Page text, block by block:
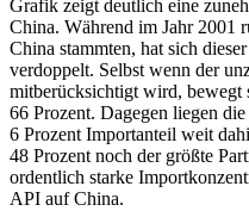
Grafik zeigt deutlich eine
China. Während im Jahr 2001
China stamm­ten, hat sich
verdoppelt. Selbst wenn der
mitberück­sichtigt wird, bewegt
66 Prozent. Dagegen liegen
6 Pro­zent Importanteil weit
48 Prozent noch der größte
ordentlich starke
API auf China.